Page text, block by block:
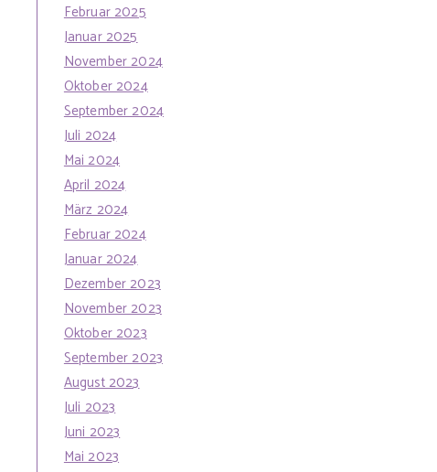
Februar 2025
Januar 2025
November 2024
Oktober 2024
September 2024
Juli 2024
Mai 2024
April 2024
März 2024
Februar 2024
Januar 2024
Dezember 2023
November 2023
Oktober 2023
September 2023
August 2023
Juli 2023
Juni 2023
Mai 2023